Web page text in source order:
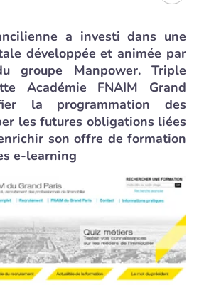
a investi dans une
développée et animée par
groupe Manpower. Triple
Académie FNAIM Grand
la programmation des
les futures obligations liées
son offre de formation
e-learning